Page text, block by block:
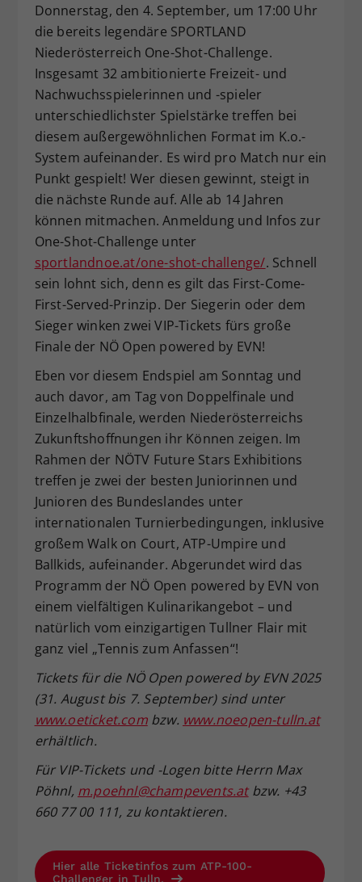
Donnerstag, den 4. September, um 17:00 Uhr
die bereits legendäre SPORTLAND
Niederösterreich One-Shot-Challenge.
Insgesamt 32 ambitionierte Freizeit- und
Nachwuchsspielerinnen und -spieler
unterschiedlichster Spielstärke treffen bei
diesem außergewöhnlichen Format im K.o.-
System aufeinander. Es wird pro Match nur ein
Punkt gespielt! Wer diesen gewinnt, steigt in
die nächste Runde auf. Alle ab 14 Jahren
können mitmachen. Anmeldung und Infos zur
One-Shot-Challenge unter
sportlandnoe.at/one-shot-challenge/. Schnell
sein lohnt sich, denn es gilt das First-Come-
First-Served-Prinzip. Der Siegerin oder dem
Sieger winken zwei VIP-Tickets fürs große
Finale der NÖ Open powered by EVN!
Eben vor diesem Endspiel am Sonntag und
auch davor, am Tag von Doppelfinale und
Einzelhalbfinale, werden Niederösterreichs
Zukunftshoffnungen ihr Können zeigen. Im
Rahmen der NÖTV Future Stars Exhibitions
treffen je zwei der besten Juniorinnen und
Junioren des Bundeslandes unter
internationalen Turnierbedingungen, inklusive
großem Walk on Court, ATP-Umpire und
Ballkids, aufeinander. Abgerundet wird das
Programm der NÖ Open powered by EVN von
einem vielfältigen Kulinarikangebot – und
natürlich vom einzigartigen Tullner Flair mit
ganz viel „Tennis zum Anfassen“!
Tickets für die NÖ Open powered by EVN 2025
(31. August bis 7. September) sind unter
www.oeticket.combzw. www.noeopen-tulln.at
erhältlich.
Für VIP-Tickets und -Logen bitte Herrn Max
Pöhnl, m.poehnl@champevents.atbzw. +43
660 77 00 111, zu kontaktieren.
Hier alle Ticketinfos zum ATP-100-
Challenger in Tulln.